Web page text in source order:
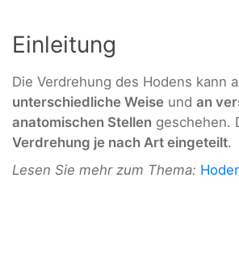
Einleitung
Die Verdrehung des Hodens kann
unterschiedliche Weise und an
anatomischen Stellen geschehen.
Verdrehung je nach Art eingeteilt.
Lesen Sie mehr zum Thema: